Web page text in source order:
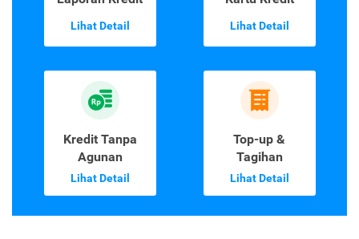
Lihat Detail Lihat Detail
Kredit Tanpa
Agunan
Lihat Detail
Top-up &
Tagihan
Lihat Detail